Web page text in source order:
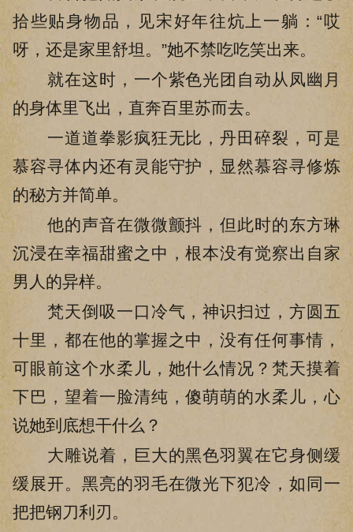
拾些贴身物品，见宋好年往炕上一躺：“哎
呀，还是家里舒坦。”她不禁吃吃笑出来。
就在这时，一个紫色光团自动从凤幽月
的身体里飞出，直奔百里苏而去。
一道道拳影疯狂无比，丹田碎裂，可是
慕容寻体内还有灵能守护，显然慕容寻修炼
的秘方并简单。
他的声音在微微颤抖，但此时的东方琳
沉浸在幸福甜蜜之中，根本没有觉察出自家
男人的异样。
梵天倒吸一口冷气，神识扫过，方圆五
十里，都在他的掌握之中，没有任何事情，
可眼前这个水柔儿，她什么情况？梵天摸着
下巴，望着一脸清纯，傻萌萌的水柔儿，心
说她到底想干什么？
大雕说着，巨大的黑色羽翼在它身侧缓
缓展开。黑亮的羽毛在微光下犯冷，如同一
把把钢刀利刃。